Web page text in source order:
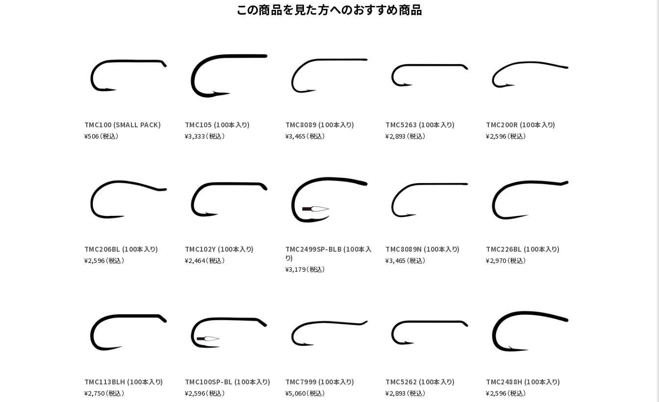
この商品を見た方へのおすすめ商品
TMC100 (SMALL PACK)
¥506（税込）
TMC105 (100本入り)
¥3,333（税込）
TMC8089 (100本入り)
¥3,465（税込）
TMC5263 (100本入り)
¥2,893（税込）
TMC200R (100本入り)
¥2,596（税込）
TMC206BL (100本入り)
¥2,596（税込）
TMC102Y (100本入り)
¥2,464（税込）
TMC2499SP-BLB (100本入
り)
¥3,179（税込）
TMC8089N (100本入り)
¥3,465（税込）
TMC226BL (100本入り)
¥2,970（税込）
TMC113BLH (100本入り)
¥2,750（税込）
TMC100SP-BL (100本入り)
¥2,596（税込）
TMC7999 (100本入り)
¥5,060（税込）
TMC5262 (100本入り)
¥2,893（税込）
TMC2488H (100本入り)
¥2,596（税込）